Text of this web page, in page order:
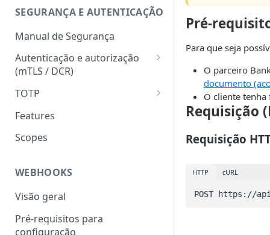
(Idempotency-key)
Status codes
Erros
SEGURANÇA E AUTENTICAÇÃO
Manual de Segurança
Autenticação e autorização
(mTLS / DCR)
Token para gerar certificado
Registro dinâmico de client
(autenticação com mTLS)
TOTP
Geração do hash e do código
Validação do hash e do código
Features
Scopes
WEBHOOKS
Visão geral
Pré-requisitos para
configuração
Pré-
Para que seja
O parceiro
documento
O cliente
Requisição
Requisição
HTTP cURL
POST https://